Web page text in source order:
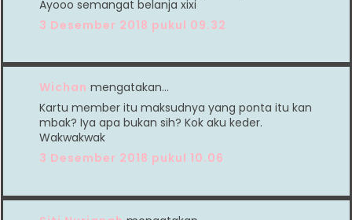
Ayooo semangat belanja xixi
3 Desember 2018 pukul 09.32
Wichan mengatakan…
Kartu member itu maksudnya yang ponta itu kan
mbak? Iya apa bukan sih? Kok aku keder.
Wakwakwak
3 Desember 2018 pukul 10.06